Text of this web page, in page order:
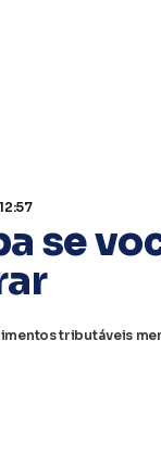
se
tributáveis